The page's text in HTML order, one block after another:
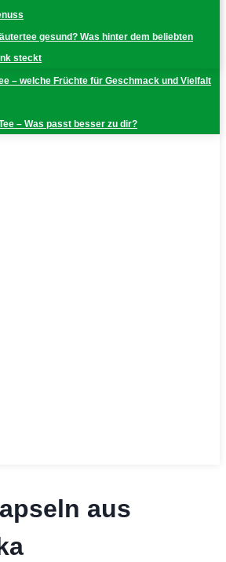
gesund? Was hinter dem beliebten
steckt
– welche Früchte für Geschmack und Vielfalt
– Was passt besser zu dir?
aus